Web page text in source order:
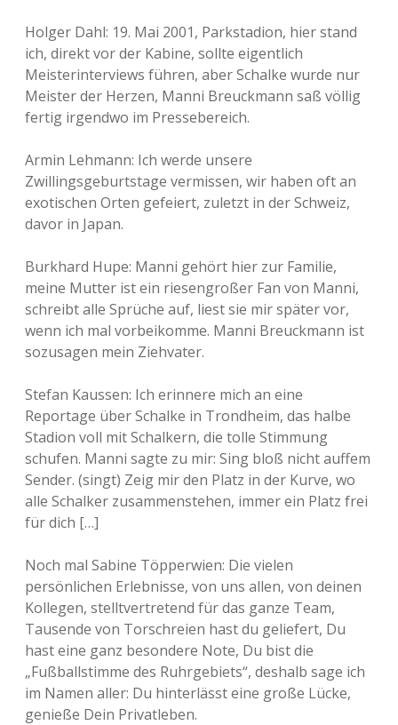
Holger Dahl: 19. Mai 2001, Parkstadion, hier stand
ich, direkt vor der Kabine, sollte eigentlich
Meisterinterviews führen, aber Schalke wurde nur
Meister der Herzen, Manni Breuckmann saß völlig
fertig irgendwo im Pressebereich.
Armin Lehmann: Ich werde unsere
Zwillingsgeburtstage vermissen, wir haben oft an
exotischen Orten gefeiert, zuletzt in der Schweiz,
davor in Japan.
Burkhard Hupe: Manni gehört hier zur Familie,
meine Mutter ist ein riesengroßer Fan von Manni,
schreibt alle Sprüche auf, liest sie mir später vor,
wenn ich mal vorbeikomme. Manni Breuckmann ist
sozusagen mein Ziehvater.
Stefan Kaussen: Ich erinnere mich an eine
Reportage über Schalke in Trondheim, das halbe
Stadion voll mit Schalkern, die tolle Stimmung
schufen. Manni sagte zu mir: Sing bloß nicht auffem
Sender. (singt) Zeig mir den Platz in der Kurve, wo
alle Schalker zusammenstehen, immer ein Platz frei
für dich […]
Noch mal Sabine Töpperwien: Die vielen
persönlichen Erlebnisse, von uns allen, von deinen
Kollegen, stelltvertretend für das ganze Team,
Tausende von Torschreien hast du geliefert, Du
hast eine ganz besondere Note, Du bist die
„Fußballstimme des Ruhrgebiets“, deshalb sage ich
im Namen aller: Du hinterlässt eine große Lücke,
genieße Dein Privatleben.